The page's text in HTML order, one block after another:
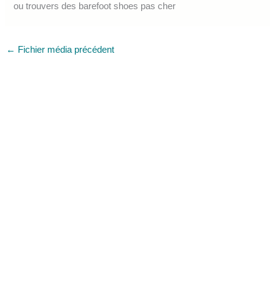
ou trouvers des barefoot shoes pas cher
← Fichier média précédent